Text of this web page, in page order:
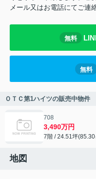
メール又はお電話にてご連
無料
無料
ＯＴＣ第1ハイツの販売中物件
708
3,490万円
7階 / 24.51坪
地図